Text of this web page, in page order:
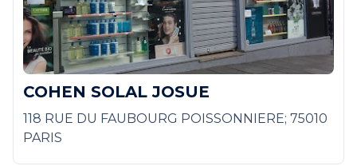
COHEN SOLAL JOSUE
118 RUE DU FAUBOURG POISSONNIERE; 75010
PARIS